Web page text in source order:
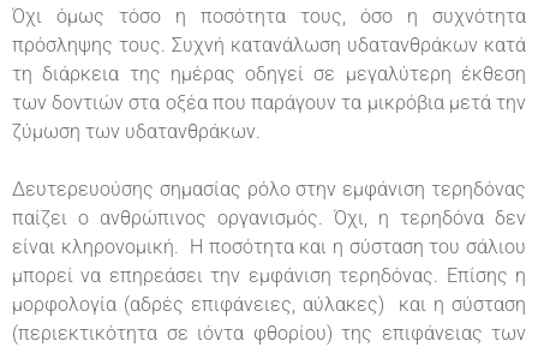
Όχι όμως τόσο η ποσότητα τους, όσο η συχνότητα
πρόσληψης τους. Συχνή κατανάλωση υδατανθράκων κατά
τη διάρκεια της ημέρας οδηγεί σε μεγαλύτερη έκθεση
των δοντιών στα οξέα που παράγουν τα μικρόβια μετά την
ζύμωση των υδατανθράκων.
Δευτερευούσης σημασίας ρόλο στην εμφάνιση τερηδόνας
παίζει ο ανθρώπινος οργανισμός. Όχι, η τερηδόνα δεν
είναι κληρονομική. Η ποσότητα και η σύσταση του σάλιου
μπορεί να επηρεάσει την εμφάνιση τερηδόνας. Επίσης η
μορφολογία (αδρές επιφάνειες, αύλακες) και η σύσταση
(περιεκτικότητα σε ιόντα φθορίου) της επιφάνειας των